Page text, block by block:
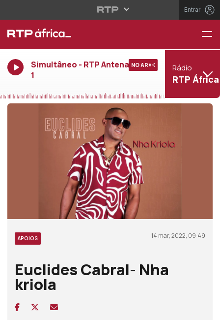
Entrar
Simultâneo - RTP Antena
1
NO AR Rádio
RTP África
APOIOS 14 mar, 2022, 09:49
Euclides Cabral- Nha
kriola